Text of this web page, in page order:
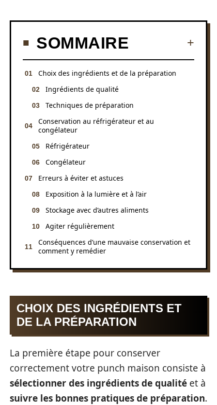
SOMMAIRE
Choix des ingrédients et de la préparation
Ingrédients de qualité
Techniques de préparation
Conservation au réfrigérateur et au
congélateur
Réfrigérateur
Congélateur
Erreurs à éviter et astuces
Exposition à la lumière et à l’air
Stockage avec d’autres aliments
Agiter régulièrement
Conséquences d’une mauvaise conservation et
comment y remédier
CHOIX DES INGRÉDIENTS ET
DE LA PRÉPARATION
La première étape pour conserver
correctement votre punch maison consiste à
sélectionner des ingrédients de qualité et à
suivre les bonnes pratiques de préparation.